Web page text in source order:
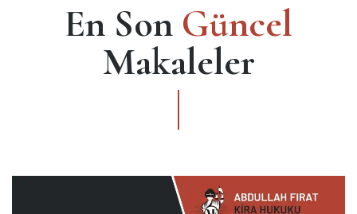
En Son Güncel
Makaleler